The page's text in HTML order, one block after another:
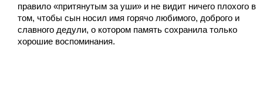
правило «притянутым за уши» и не видит ничего плохого в
том, чтобы сын носил имя горячо любимого, доброго и
славного дедули, о котором память сохранила только
хорошие воспоминания.